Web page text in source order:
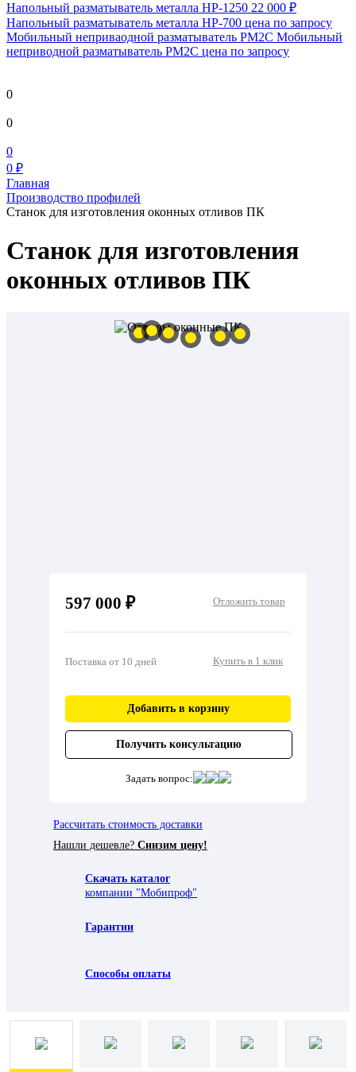
Напольный разматыватель металла HP-1250 22 000 ₽
Напольный разматыватель металла HP-700 цена по запросу
Мобильный непривaодной разматыватель РМ2С Мобильный
неприводной разматыватель РМ2С цена по запросу
0
0
0
0 ₽
Главная
Производство профилей
Станок для изготовления оконных отливов ПК
Станок для изготовления
оконных отливов ПК
597 000 ₽ Отложить товар
Поставка от 10 дней Купить в 1 клик
Добавить в корзину
Получить консультацию
Задать вопрос:
Рассчитать стоимость доставки
Нашли дешевле? Снизим цену!
Скачать каталог
компании "Мобипроф"
Гарантии
Способы оплаты